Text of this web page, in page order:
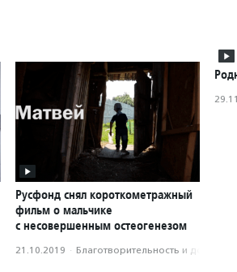
Русфонд снял короткометражный
фильм о мальчике
с несовершенным остеогенезом
21.10.2019 · Благотвори­тель­ность и